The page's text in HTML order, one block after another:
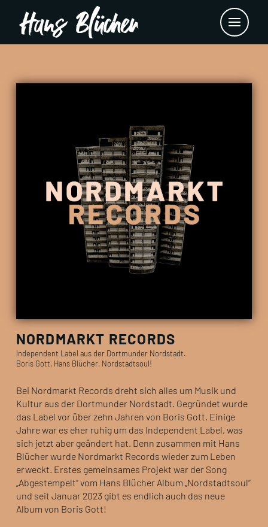
NORDMARKT RECORDS
Independent Label aus der Dortmunder Nordstadt.
Boris Gott, Hans Blücher, Nordstadtsoul!
Bei Nordmarkt Records dreht sich alles um Musik und
Kultur aus der Dortmunder Nordstadt. Gegründet wurde
das Label vor über zehn Jahren von Boris Gott. Einige
Jahre war es eher ruhig um das Independent Label, was
sich jetzt aber geändert hat. Denn zusammen mit Hans
Blücher wurde Nordmarkt Records wieder zum Leben
erweckt. Erstes gemeinsames Projekt war der Song
„Abgestempelt“ vom Hans Blücher Album „Nordstadtsoul“
und seit Januar 2023 gibt es endlich auch das neue
Album von Boris Gott!